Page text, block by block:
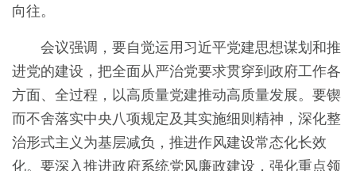
向往。
会议强调，要自觉运用习近平党建思想谋划和推
进党的建设，把全面从严治党要求贯穿到政府工作各
方面、全过程，以高质量党建推动高质量发展。要锲
而不舍落实中央八项规定及其实施细则精神，深化整
治形式主义为基层减负，推进作风建设常态化长效
化。要深入推进政府系统党风廉政建设，强化重点领